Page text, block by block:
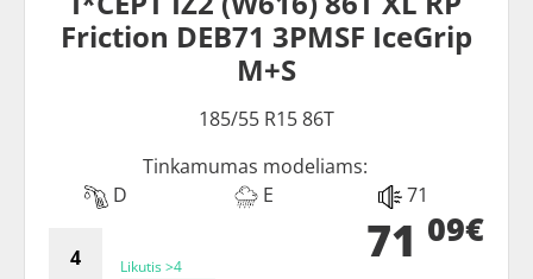
Friction DEB71 3PMSF IceGrip
M+S
185/55 R15 86T
Tinkamumas modeliams:
D
E 71
Likutis >4 71 09€